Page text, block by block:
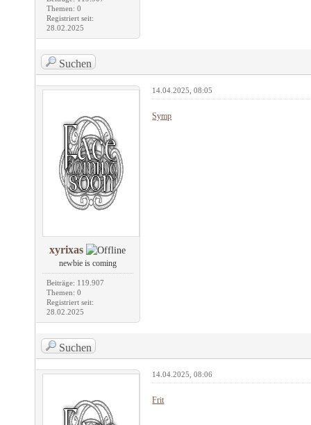
Themen: 0
Registriert seit:
28.02.2025
Suchen
xyrixas
newbie is coming
Beiträge: 119.907
Themen: 0
Registriert seit:
28.02.2025
14.04.2025, 08:05
Symp
Suchen
14.04.2025, 08:06
Frit